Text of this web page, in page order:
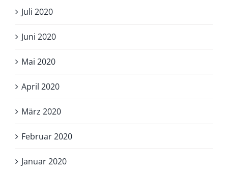
Juli 2020
Juni 2020
Mai 2020
April 2020
März 2020
Februar 2020
Januar 2020